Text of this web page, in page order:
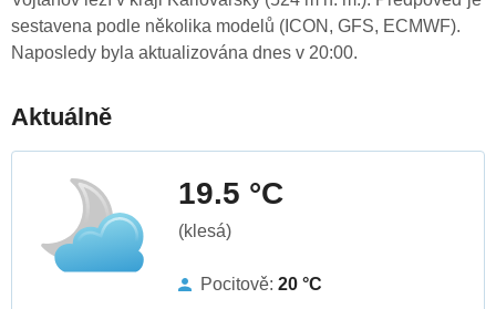
sestavena podle několika modelů (ICON, GFS, ECMWF).
Naposledy byla aktualizována dnes v 20:00.
Aktuálně
19.5 °C
(klesá)
Pocitově: 20 °C